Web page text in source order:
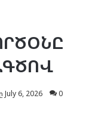
6, 2026
0